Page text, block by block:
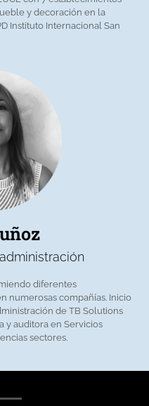
y decoración en la
Instituto Internacional San
diferentes
numerosas compañías. Inicio
de TB Solutions
y auditora en Servicios
sectores.